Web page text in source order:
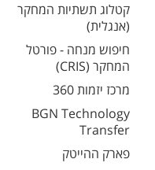
קטלוג תשתיות המחקר
(אנגלית)
חיפוש מנחה - פורטל
המחקר (CRIS)
מרכז יזמות 360
BGN Technology
Transfer
פארק ההייטק